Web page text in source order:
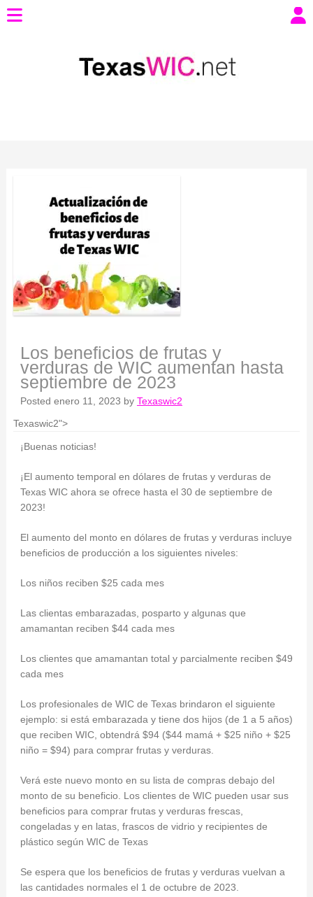
Los beneficios de frutas y
verduras de WIC aumentan hasta
septiembre de 2023
Posted enero 11, 2023 by Texaswic2
Texaswic2">
¡Buenas noticias!
¡El aumento temporal en dólares de frutas y verduras de
Texas WIC ahora se ofrece hasta el 30 de septiembre de
2023!
El aumento del monto en dólares de frutas y verduras incluye
beneficios de producción a los siguientes niveles:
Los niños reciben $25 cada mes
Las clientas embarazadas, posparto y algunas que
amamantan reciben $44 cada mes
Los clientes que amamantan total y parcialmente reciben $49
cada mes
Los profesionales de WIC de Texas brindaron el siguiente
ejemplo: si está embarazada y tiene dos hijos (de 1 a 5 años)
que reciben WIC, obtendrá $94 ($44 mamá + $25 niño + $25
niño = $94) para comprar frutas y verduras.
Verá este nuevo monto en su lista de compras debajo del
monto de su beneficio. Los clientes de WIC pueden usar sus
beneficios para comprar frutas y verduras frescas,
congeladas y en latas, frascos de vidrio y recipientes de
plástico según WIC de Texas
Se espera que los beneficios de frutas y verduras vuelvan a
las cantidades normales el 1 de octubre de 2023.